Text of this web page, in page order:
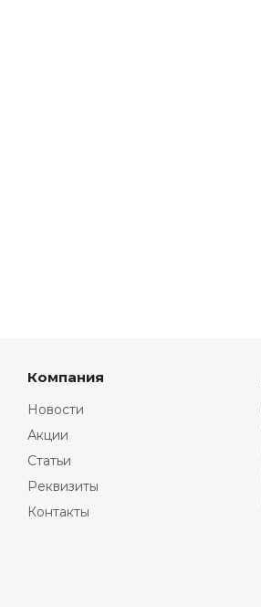
Компания
Новости
Акции
Статьи
Реквизиты
Контакты